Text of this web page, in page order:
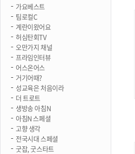
가요베스트
팀로컬C
계란이왔어요
허심탄회TV
오만가지 채널
프라임인터뷰
어스온어스
거기어때?
성교육은 처음이라
더 트로트
생방송 아침N
아침N 스페셜
고향 생각
전국시대 스페셜
굿잡, 굿스타트